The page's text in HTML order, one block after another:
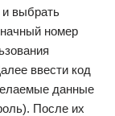
и выбрать
номер
ввести код
данные
После их